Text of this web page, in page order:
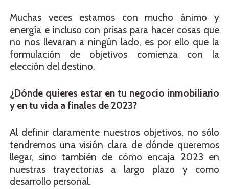
Muchas veces estamos con mucho ánimo y
energía e incluso con prisas para hacer cosas que
no nos llevaran a ningún lado, es por ello que la
formulación de objetivos comienza con la
elección del destino.
¿Dónde quieres estar en tu negocio inmobiliario
y en tu vida a finales de 2023?
Al definir claramente nuestros objetivos, no sólo
tendremos una visión clara de dónde queremos
llegar, sino también de cómo encaja 2023 en
nuestras trayectorias a largo plazo y como
desarrollo personal.